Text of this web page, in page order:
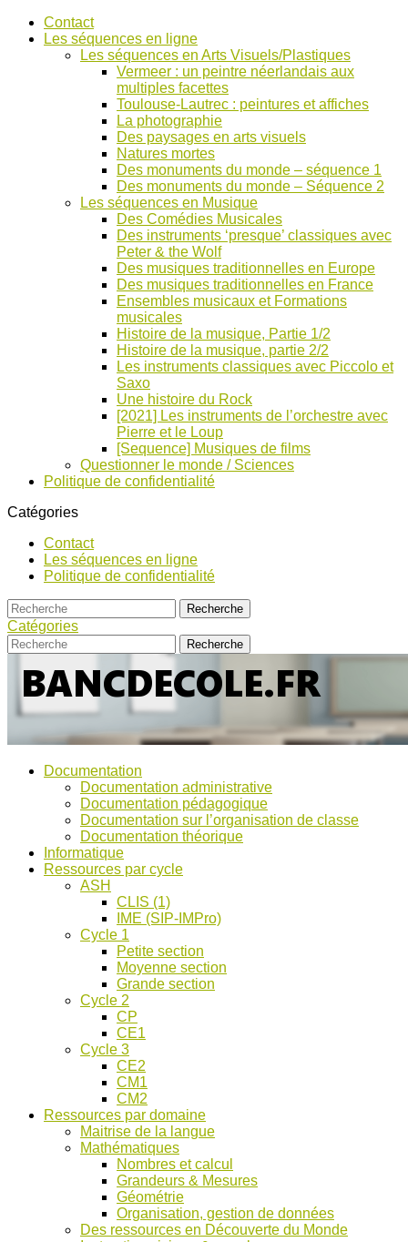
AccéderContact
Les séquences en ligne
Les séquences en Arts Visuels/Plastiques
Vermeer : un peintre néerlandais aux
multiples facettes
Toulouse-Lautrec : peintures et affiches
La photographie
Des paysages en arts visuels
Natures mortes
Des monuments du monde – séquence 1
Des monuments du monde – Séquence 2
Les séquences en Musique
Des Comédies Musicales
Des instruments ‘presque’ classiques avec
Peter & the Wolf
Des musiques traditionnelles en Europe
Des musiques traditionnelles en France
Ensembles musicaux et Formations
musicales
Histoire de la musique, Partie 1/2
Histoire de la musique, partie 2/2
Les instruments classiques avec Piccolo et
Saxo
Une histoire du Rock
[2021] Les instruments de l’orchestre avec
Pierre et le Loup
[Sequence] Musiques de films
Questionner le monde / Sciences
Politique de confidentialité
Catégories
Contact
Les séquences en ligne
Politique de confidentialité
Catégories
Bancs
d’Ecole
pour
discussions
Documentation
Documentation administrative
Documentation pédagogique
Documentation sur l’organisation de classe
Documentation théorique
Informatique
Ressources par cycle
ASH
CLIS (1)
IME (SIP-IMPro)
Cycle 1
Petite section
Moyenne section
Grande section
Cycle 2
CP
CE1
Cycle 3
CE2
CM1
CM2
Ressources par domaine
Maitrise de la langue
Mathématiques
Nombres et calcul
Grandeurs & Mesures
Géométrie
Organisation, gestion de données
Des ressources en Découverte du Monde